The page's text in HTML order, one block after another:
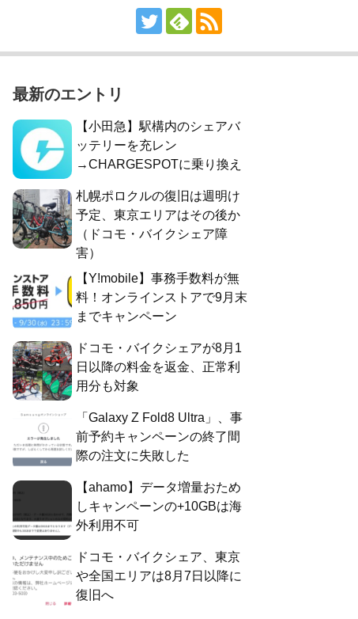
最新のエントリ
【小田急】駅構内のシェアバ
ッテリーを充レン
→CHARGESPOTに乗り換え
札幌ポロクルの復旧は週明け
予定、東京エリアはその後か
（ドコモ・バイクシェア障
害）
【Y!mobile】事務手数料が無
料！オンラインストアで9月末
までキャンペーン
ドコモ・バイクシェアが8月1
日以降の料金を返金、正常利
用分も対象
「Galaxy Z Fold8 Ultra」、事
前予約キャンペーンの終了間
際の注文に失敗した
【ahamo】データ増量おため
しキャンペーンの+10GBは海
外利用不可
ドコモ・バイクシェア、東京
や全国エリアは8月7日以降に
復旧へ